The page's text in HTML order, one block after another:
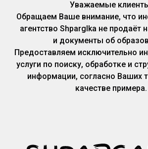
Уважаемые
Обращаем Ваше внимание, что
агентство Shparglka не продаёт
и документы об
Предоставляем исключительно
услуги по поиску, обработке и
информации, согласно Ваших
качестве примера.